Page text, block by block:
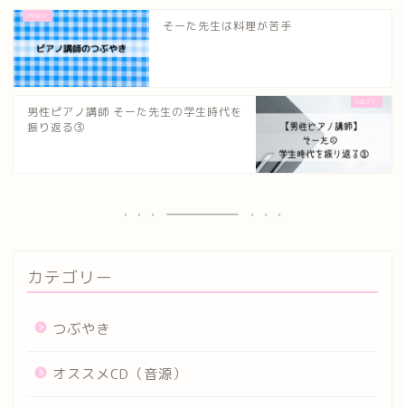
そーた先生は料理が苦手
男性ピアノ講師 そーた先生の学生時代を
振り返る③
カテゴリー
つぶやき
オススメCD（音源）